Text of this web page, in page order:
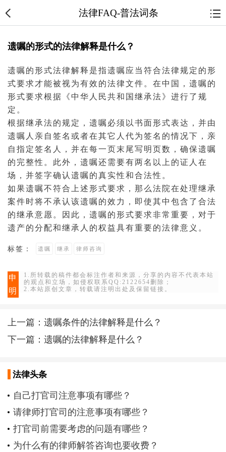
法律FAQ-普法词条
遗嘱的形式的法律解释是什么？
遗嘱 的形式法律解释是指遗嘱应当符合法律规定的形
式要求才能被视为有效的法律文件 。在中国，遗嘱的
形式要求根据《中华人民共和国继承法》进行了规
定。
根据继承法的规定，遗嘱必须以书面形式表达，并由
遗嘱人亲自签名或者在其它人代为签名的情况下，亲
自指定签名人，并在每一页末尾写明页数，确保遗嘱
的完整性。此外，遗嘱还需要有两名以上的证人在
场，并签字确认遗嘱的真实性和合法性。
如果遗嘱不符合上述形式要求，那么法院在处理继承
案件时将不承认该遗嘱的效力，即使其中包含了合法
的继承意愿。因此，遗嘱的形式要求非常重要，对于
遗产的分配和继承人的权益具有重要的法律意义。
标签： 遗嘱 继承 律师咨询
申
明
1.所转载的稿件都会标注作者和来源，分享的内容不代表本站
的观点和立场，如侵权联系QQ:2122654删除；
2.本站原创文章，转载请注明出处及保留链接。
上一篇：遗嘱条件的法律解释是什么？
下一篇：遗嘱的法律解释是什么？
法律头条
自己打官司注意事项有哪些？
请律师打官司的注意事项有哪些？
打官司前需要考虑的问题有哪些？
为什么有的律师解答咨询也要收费？